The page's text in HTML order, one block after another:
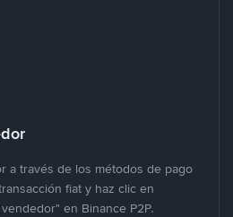
a través de los métodos de pago
fiat y haz clic en
en Binance P2P.